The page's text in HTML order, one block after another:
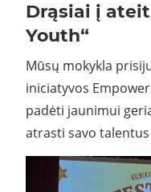
Drąsiai į
Youth“
Mūsų mokykla
iniciatyvos
padėti jaunimui
atrasti savo talentus